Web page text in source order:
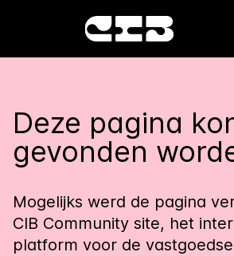
Deze pagina
gevonden
Mogelijks werd de pagina
CIB Community site, het
platform voor de